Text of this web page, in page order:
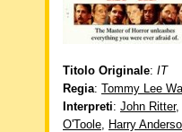
Titolo Originale: IT
Regia: Tommy Lee
Interpreti: John Ritter,
O'Toole, Harry